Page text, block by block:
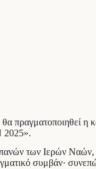
θα πραγματοποιηθεί
2025».
των Ιερών
συμβάν·